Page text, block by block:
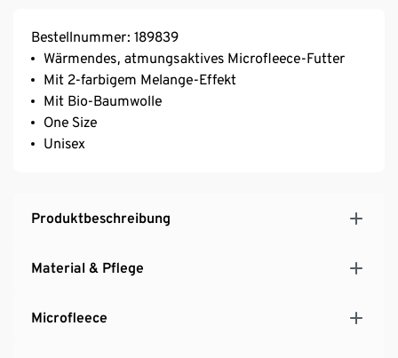
Bestellnummer: 189839
Wärmendes, atmungsaktives Microfleece-Futter
Mit 2-farbigem Melange-Effekt
Mit Bio-Baumwolle
One Size
Unisex
Produktbeschreibung
Material & Pflege
Microfleece